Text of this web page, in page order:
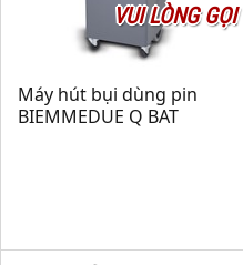
VUI LÒNG GỌI
Máy hút bụi dùng pin
BIEMMEDUE Q BAT